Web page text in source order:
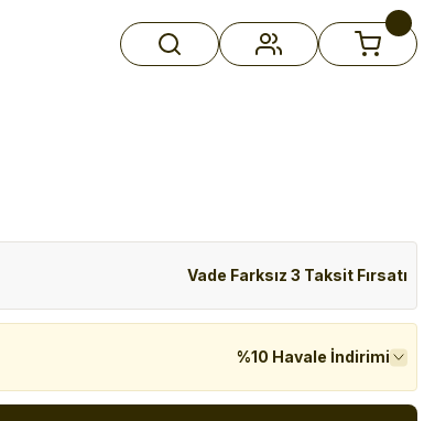
Vade Farksız 3 Taksit Fırsatı
%10 Havale İndirimi